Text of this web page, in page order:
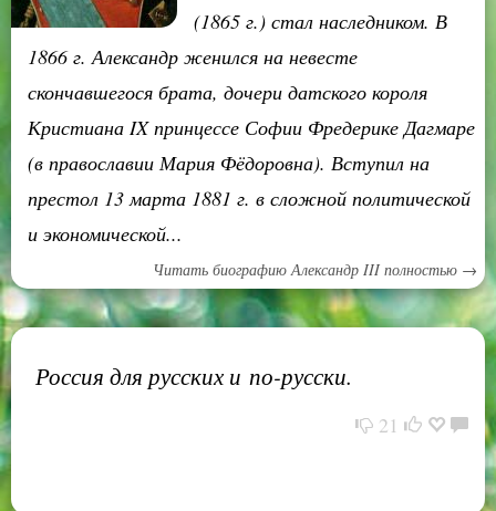
(1865 г.) стал наследником. В
1866 г. Александр женился на невесте
скончавшегося брата, дочери датского короля
Кристиана IX принцессе Софии Фредерике Дагмаре
(в православии Мария Фёдоровна). Вступил на
престол 13 марта 1881 г. в сложной политической
и экономической...
Читать биографию Александр III полностью →
Россия для русских и по-русски.
21